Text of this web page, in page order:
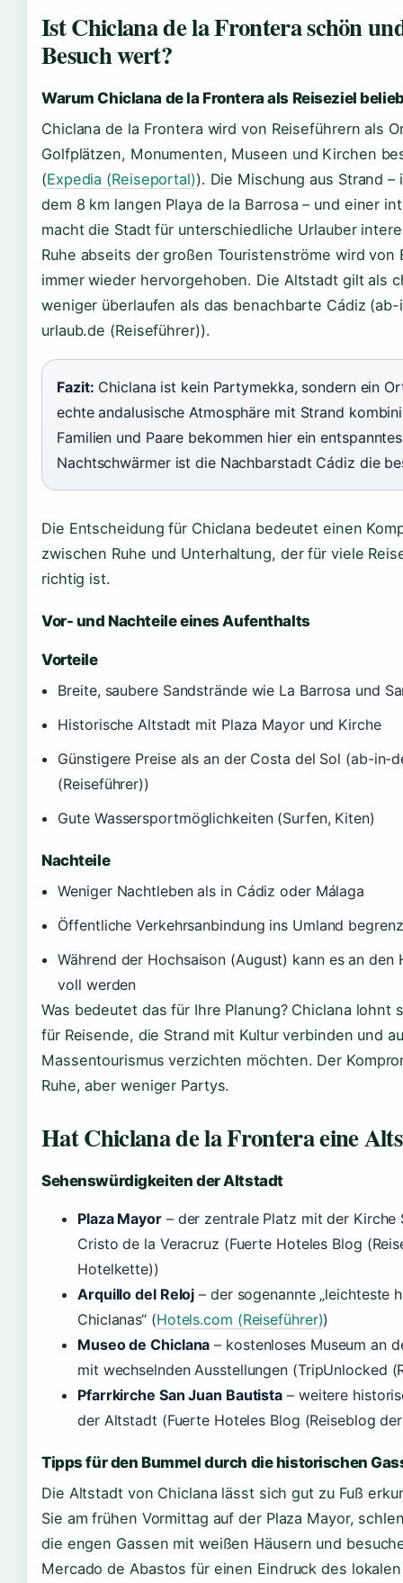
Ist Chiclana de la Frontera schön
Besuch wert?
Warum Chiclana de la Frontera als Reiseziel
Chiclana de la Frontera wird von Reiseführern als
Golfplätzen, Monumenten, Museen und Kirchen
(Expedia (Reiseportal)). Die Mischung aus Strand –
dem 8 km langen Playa de la Barrosa – und einer
macht die Stadt für unterschiedliche Urlauber
Ruhe abseits der großen Touristenströme wird von
immer wieder hervorgehoben. Die Altstadt gilt als
weniger überlaufen als das benachbarte Cádiz
urlaub.de (Reiseführer)).
Fazit: Chiclana ist kein Partymekka, sondern ein
echte andalusische Atmosphäre mit Strand
Familien und Paare bekommen hier ein
Nachtschwärmer ist die Nachbarstadt Cádiz die
Die Entscheidung für Chiclana bedeutet einen
zwischen Ruhe und Unterhaltung, der für viele
richtig ist.
Vor- und Nachteile eines Aufenthalts
Vorteile
Breite, saubere Sandstrände wie La Barrosa und
Historische Altstadt mit Plaza Mayor und Kirche
Günstigere Preise als an der Costa del Sol (ab-in-
(Reiseführer))
Gute Wassersportmöglichkeiten (Surfen, Kiten)
Nachteile
Weniger Nachtleben als in Cádiz oder Málaga
Öffentliche Verkehrsanbindung ins Umland
Während der Hochsaison (August) kann es an den
voll werden
Was bedeutet das für Ihre Planung? Chiclana lohnt
für Reisende, die Strand mit Kultur verbinden und
Massentourismus verzichten möchten. Der
Ruhe, aber weniger Partys.
Hat Chiclana de la Frontera eine
Sehenswürdigkeiten der Altstadt
Plaza Mayor– der zentrale Platz mit der Kirche
Cristo de la Veracruz (Fuerte Hoteles Blog
Hotelkette))
Arquillo del Reloj – der sogenannte „leichteste
Chiclanas“ (Hotels.com (Reiseführer))
Museo de Chiclana – kostenloses Museum an
mit wechselnden Ausstellungen (TripUnlocked
Pfarrkirche San Juan Bautista – weitere
der Altstadt (Fuerte Hoteles Blog (Reiseblog
Tipps für den Bummel durch die historischen
Die Altstadt von Chiclana lässt sich gut zu Fuß
Sie am frühen Vormittag auf der Plaza Mayor,
die engen Gassen mit weißen Häusern und
Mercado de Abastos für einen Eindruck des